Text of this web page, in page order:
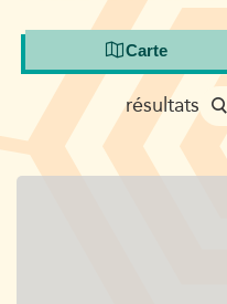
Carte
résultats